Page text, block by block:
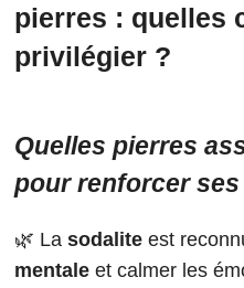
pierres : quelles
privilégier ?
Quelles pierres
pour renforcer
🌿 La sodalite est
mentale et calmer les